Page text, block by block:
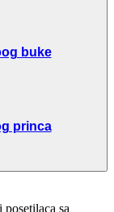
buke
princa
sa